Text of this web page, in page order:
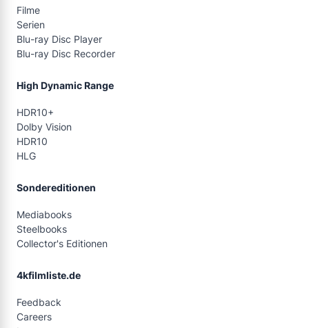
Filme
Serien
Blu-ray Disc Player
Blu-ray Disc Recorder
High Dynamic Range
HDR10+
Dolby Vision
HDR10
HLG
Sondereditionen
Mediabooks
Steelbooks
Collector's Editionen
4kfilmliste.de
Feedback
Careers